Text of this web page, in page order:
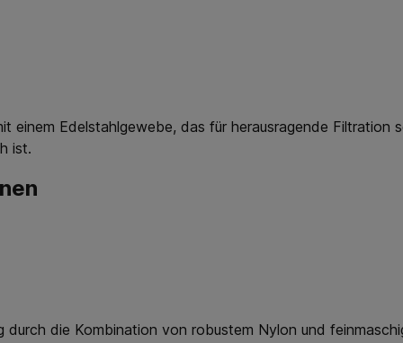
einem Edelstahlgewebe, das für herausragende Filtration
ist.
die Kombination von robustem Nylon und